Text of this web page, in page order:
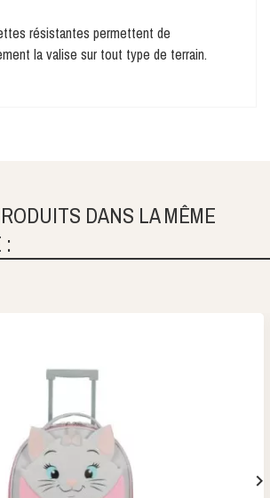
résistantes permettent de
la valise sur tout type de terrain.
DANS LA MÊME
:
